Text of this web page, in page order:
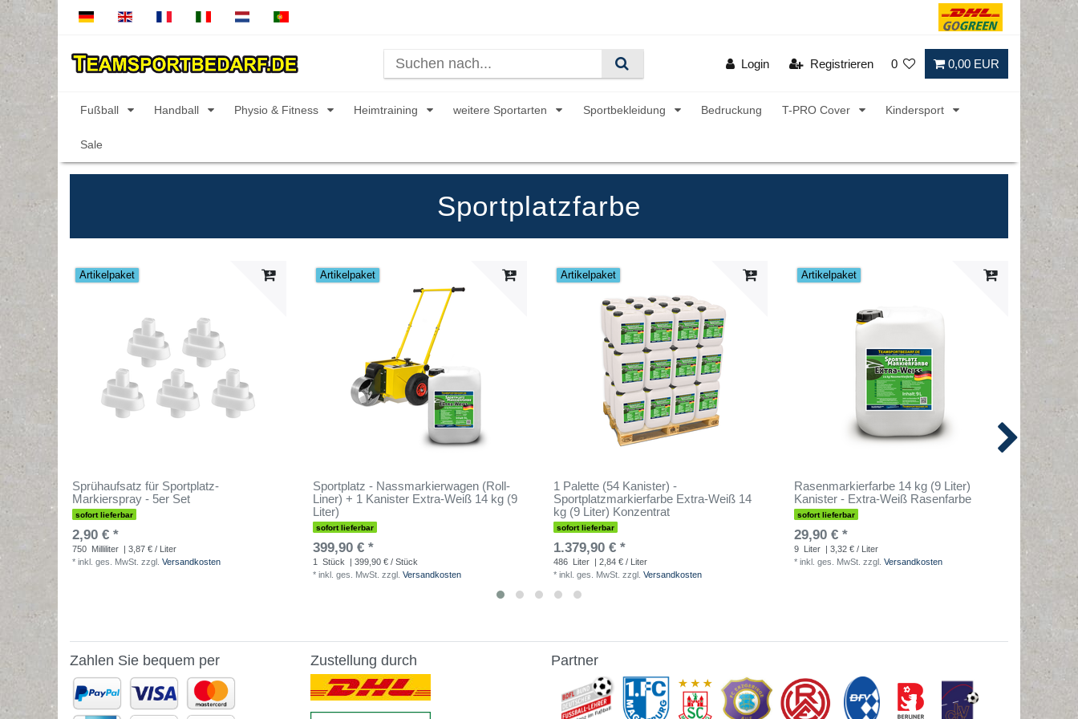
Login Registrieren 0 0,00 EUR
Fußball Handball Physio & Fitness Heimtraining weitere Sportarten Sportbekleidung Bedruckung T-PRO Cover Kindersport
Sale
Sportplatzfarbe
Artikelpaket
Sprühaufsatz für Sportplatz-
Markierspray - 5er Set
sofort lieferbar
2,90 € *
750 Milliliter
| 3,87 € / Liter
* inkl. ges. MwSt. zzgl. Versandkosten
Artikelpaket
Sportplatz - Nassmarkierwagen (Roll-
Liner) + 1 Kanister Extra-Weiß 14 kg (9
Liter)
sofort lieferbar
399,90 € *
1 Stück
| 399,90 € / Stück
* inkl. ges. MwSt. zzgl. Versandkosten
Artikelpaket
1 Palette (54 Kanister) -
Sportplatzmarkierfarbe Extra-Weiß 14
kg (9 Liter) Konzentrat
sofort lieferbar
1.379,90 € *
486 Liter
| 2,84 € / Liter
* inkl. ges. MwSt. zzgl. Versandkosten
Artikelpaket
Rasenmarkierfarbe 14 kg (9 Liter)
Kanister - Extra-Weiß Rasenfarbe
sofort lieferbar
29,90 € *
9 Liter
| 3,32 € / Liter
* inkl. ges. MwSt. zzgl. Versandkosten
sofort
36,90
inkl.
Zahlen Sie bequem per Zustellung durch Partner